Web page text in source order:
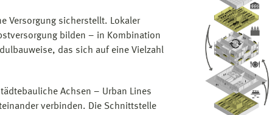
Versorgung sicherstellt. Lokaler
bilden – in Kombination
das sich auf eine Vielzahl
Achsen – Urban Lines
verbinden. Die Schnittstelle